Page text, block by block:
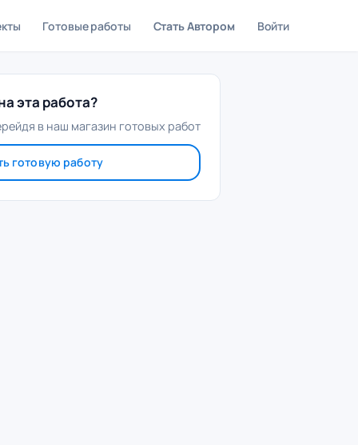
Готовые работы Стать Автором Войти
эта работа?
в наш магазин готовых работ
готовую работу